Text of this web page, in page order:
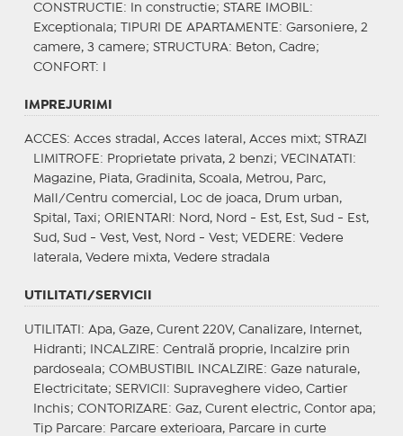
CONSTRUCTIE : In constructie; STARE IMOBIL :
Exceptionala;
TIPURI DE APARTAMENTE : Garsoniere, 2
camere, 3 camere; STRUCTURA: Beton, Cadre;
CONFORT : I
IMPREJURIMI
ACCES: Acces stradal, Acces lateral, Acces mixt; STRAZI
LIMITROFE : Proprietate privata, 2 benzi; VECINATATI :
Magazine, Piata, Gradinita, Scoala, Metrou, Parc,
Mall/Centru comercial, Loc de joaca, Drum urban,
Spital, Taxi; ORIENTARI : Nord, Nord - Est, Est, Sud - Est,
Sud, Sud - Vest, Vest, Nord - Vest; VEDERE : Vedere
laterala, Vedere mixta, Vedere stradala
UTILITATI/SERVICII
UTILITATI : Apa, Gaze, Curent 220V, Canalizare, Internet,
Hidranti;
INCALZIRE : Centrală proprie, Incalzire prin
pardoseala; COMBUSTIBIL INCALZIRE : Gaze naturale,
Electricitate; SERVICII : Supraveghere video, Cartier
Inchis; CONTORIZARE : Gaz, Curent electric, Contor apa;
Tip Parcare: Parcare exterioara, Parcare in curte